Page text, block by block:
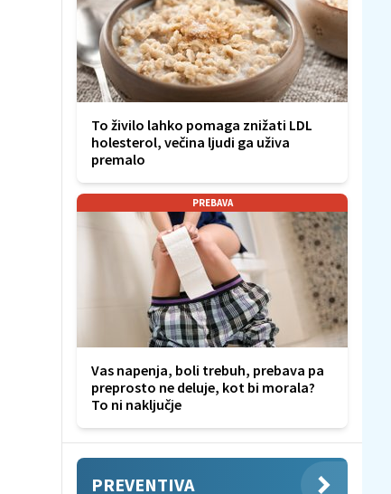
To živilo lahko pomaga znižati LDL
holesterol, večina ljudi ga uživa
premalo
PREBAVA
Vas napenja, boli trebuh, prebava pa
preprosto ne deluje, kot bi morala?
To ni naključje
PREVENTIVA